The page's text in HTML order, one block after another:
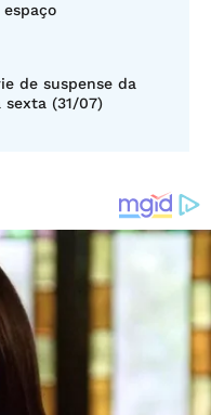
de suspense da
(31/07)